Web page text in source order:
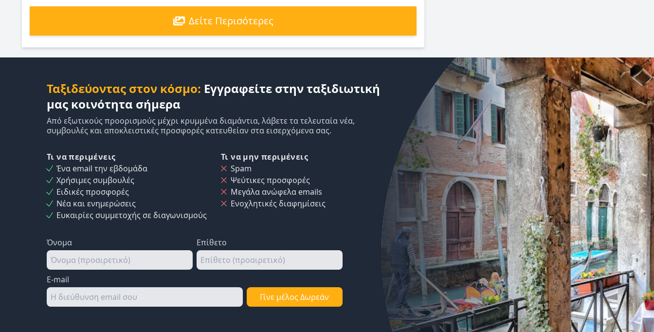
Δείτε Περισότερες
Ταξιδεύοντας στον κόσμο: Εγγραφείτε στην ταξιδιωτική
μας κοινότητα σήμερα
Από εξωτικούς προορισμούς μέχρι κρυμμένα διαμάντια, λάβετε τα τελευταία νέα,
συμβουλές και αποκλειστικές προσφορές κατευθείαν στα εισερχόμενα σας.
Τι να περιμένεις
Ένα email την εβδομάδα
Χρήσιμες συμβουλές
Ειδικές προσφορές
Νέα και ενημερώσεις
Ευκαιρίες συμμετοχής σε διαγωνισμούς
Τι να μην περιμένεις
Spam
Ψεύτικες προσφορές
Μεγάλα ανώφελα emails
Ενοχλητικές διαφημίσεις
Όνομα Επίθετο
E-mail
Γίνε μέλος Δωρεάν